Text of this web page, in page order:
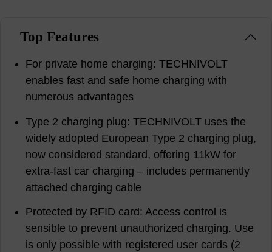
Top Features
For private home charging: TECHNIVOLT
enables fast and safe home charging with
numerous advantages
Type 2 charging plug: TECHNIVOLT uses the
widely adopted European Type 2 charging plug,
now considered standard, offering 11kW for
extra-fast car charging – includes permanently
attached charging cable
Protected by RFID card: Access control is
sensible to prevent unauthorized charging. Use
is only possible with registered user cards (2